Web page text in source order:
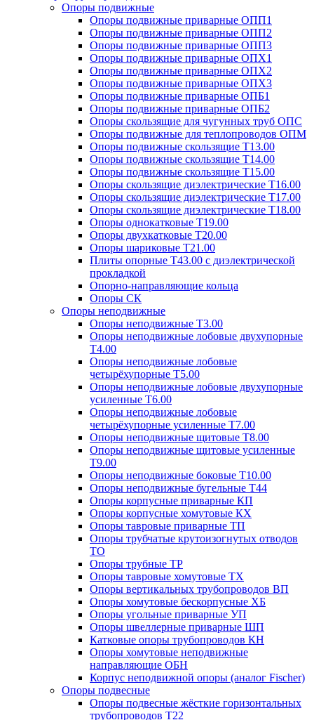
Опоры подвижные
Опоры подвижные приварные ОПП1
Опоры подвижные приварные ОПП2
Опоры подвижные приварные ОПП3
Опоры подвижные приварные ОПХ1
Опоры подвижные приварные ОПХ2
Опоры подвижные приварные ОПХ3
Опоры подвижные приварные ОПБ1
Опоры подвижные приварные ОПБ2
Опоры скользящие для чугунных труб ОПС
Опоры подвижные для теплопроводов ОПМ
Опоры подвижные скользящие Т13.00
Опоры подвижные скользящие Т14.00
Опоры подвижные скользящие Т15.00
Опоры скользящие диэлектрические Т16.00
Опоры скользящие диэлектрические Т17.00
Опоры скользящие диэлектрические Т18.00
Опоры однокатковые Т19.00
Опоры двухкатковые Т20.00
Опоры шариковые Т21.00
Плиты опорные Т43.00 с диэлектрической
прокладкой
Опорно-направляющие кольца
Опоры СК
Опоры неподвижные
Опоры неподвижные Т3.00
Опоры неподвижные лобовые двухупорные
Т4.00
Опоры неподвижные лобовые
четырёхупорные Т5.00
Опоры неподвижные лобовые двухупорные
усиленные Т6.00
Опоры неподвижные лобовые
четырёхупорные усиленные Т7.00
Опоры неподвижные щитовые Т8.00
Опоры неподвижные щитовые усиленные
Т9.00
Опоры неподвижные боковые Т10.00
Опоры неподвижные бугельные Т44
Опоры корпусные приварные КП
Опоры корпусные хомутовые КХ
Опоры тавровые приварные ТП
Опоры трубчатые крутоизогнутых отводов
ТО
Опоры трубные ТР
Опоры тавровые хомутовые ТХ
Опоры вертикальных трубопроводов ВП
Опоры хомутовые бескорпусные ХБ
Опоры угольные приварные УП
Опоры швеллерные приварные ШП
Катковые опоры трубопроводов КН
Опоры хомутовые неподвижные
направляющие ОБН
Корпус неподвижной опоры (аналог Fischer)
Опоры подвесные
Опоры подвесные жёсткие горизонтальных
трубопроводов Т22